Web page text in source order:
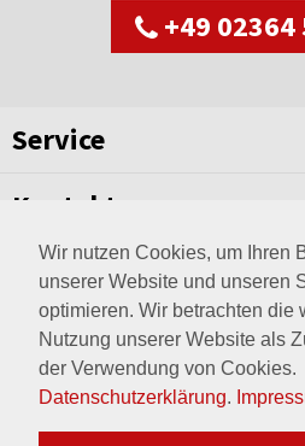
Wir nutzen Cookies, um Ihren
unserer Website und unseren
optimieren. Wir betrachten die
Nutzung unserer Website als
der Verwendung von Cookies.
Datenschutzerklärung.
+49 02364
Service
Kontakt
Weltweit setzen wir unsere
nach innovativen Lösungen in
Erfahren Sie mehr